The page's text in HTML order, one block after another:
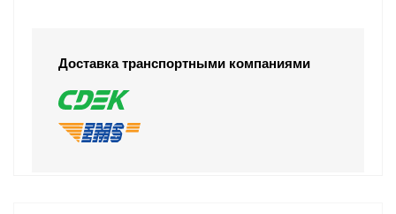
Доставка транспортными компаниями